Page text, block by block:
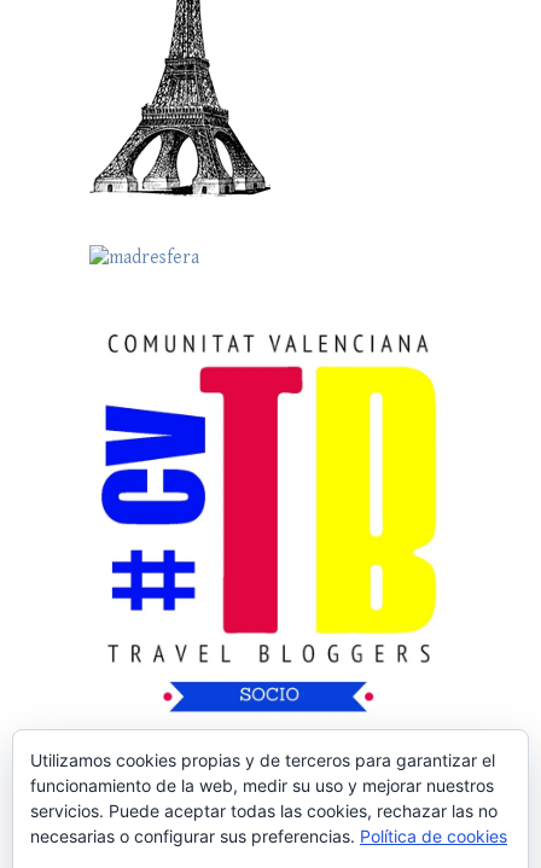
Utilizamos cookies propias y de terceros para garantizar el
funcionamiento de la web, medir su uso y mejorar nuestros
servicios. Puede aceptar todas las cookies, rechazar las no
necesarias o configurar sus preferencias. Política de cookies